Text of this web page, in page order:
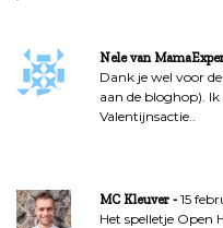
Nele van
Dank je wel voor
aan de bloghop).
Valentijnsactie..
MC Kleuver
15
Het spelletje Open